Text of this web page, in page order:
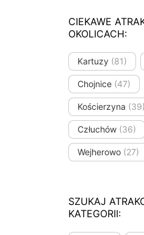
CIEKAWE
OKOLICACH:
Kartuzy (81)
Chojnice (47)
Kościerzyna (39)
Człuchów (36)
Wejherowo (27)
SZUKAJ
KATEGORII: